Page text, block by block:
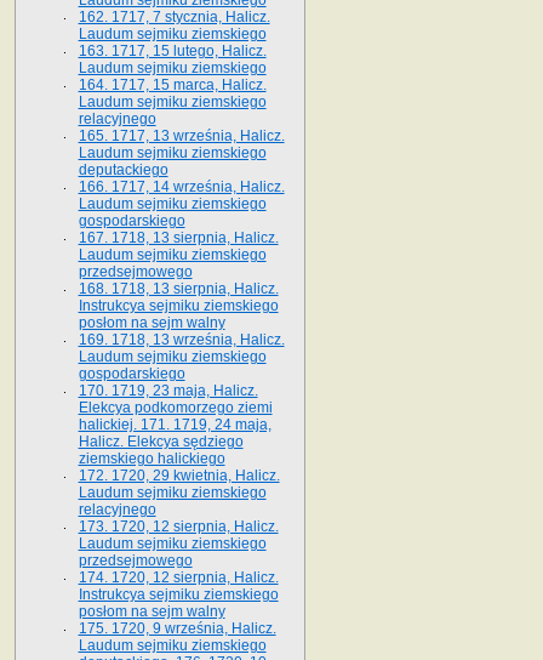
162. 1717, 7 stycznia, Halicz.
Laudum sejmiku ziemskiego
163. 1717, 15 lutego, Halicz.
Laudum sejmiku ziemskiego
164. 1717, 15 marca, Halicz.
Laudum sejmiku ziemskiego
relacyjnego
165. 1717, 13 września, Halicz.
Laudum sejmiku ziemskiego
deputackiego
166. 1717, 14 września, Halicz.
Laudum sejmiku ziemskiego
gospodarskiego
167. 1718, 13 sierpnia, Halicz.
Laudum sejmiku ziemskiego
przedsejmowego
168. 1718, 13 sierpnia, Halicz.
Instrukcya sejmiku ziemskiego
posłom na sejm walny
169. 1718, 13 września, Halicz.
Laudum sejmiku ziemskiego
gospodarskiego
170. 1719, 23 maja, Halicz.
Elekcya podkomorzego ziemi
halickiej. 171. 1719, 24 maja,
Halicz. Elekcya sędziego
ziemskiego halickiego
172. 1720, 29 kwietnia, Halicz.
Laudum sejmiku ziemskiego
relacyjnego
173. 1720, 12 sierpnia, Halicz.
Laudum sejmiku ziemskiego
przedsejmowego
174. 1720, 12 sierpnia, Halicz.
Instrukcya sejmiku ziemskiego
posłom na sejm walny
175. 1720, 9 września, Halicz.
Laudum sejmiku ziemskiego